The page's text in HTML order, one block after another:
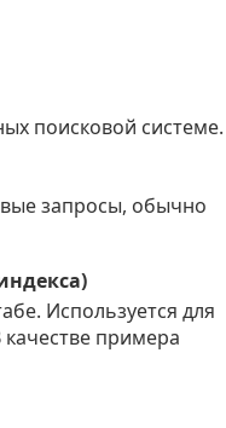
поисковой системе.
запросы, обычно
Используется для
качестве примера